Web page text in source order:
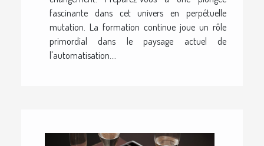
fascinante dans cet univers en perpétuelle
mutation. La formation continue joue un rôle
primordial dans le paysage actuel de
l'automatisation....